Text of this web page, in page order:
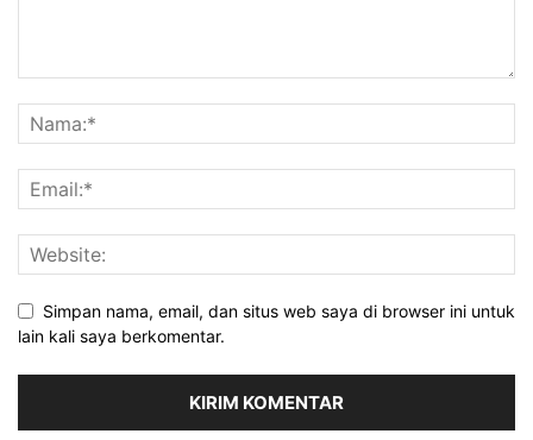
Simpan nama, email, dan situs web saya di browser ini untuk
lain kali saya berkomentar.